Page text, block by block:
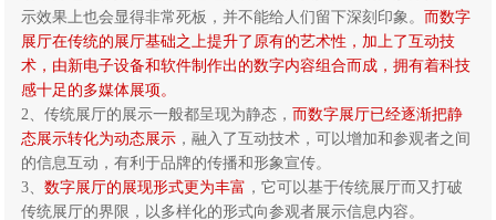
示效果上也会显得非常死板，并不能给人们留下深刻印象。 而数字
展厅在传统的展厅基础之上提升了原有的艺术性，加上了互动技
术，由新电子设备和软件制作出的数字内容组合而成，拥有着科技
感十足的多媒体展项。
2、传统展厅的展示一般都呈现为静态， 而数字展厅已经逐渐把静
态展示转化为动态展示 ，融入了互动技术，可以增加和参观者之间
的信息互动，有利于品牌的传播和形象宣传。
3、数字展厅的展现形式更为丰富 ，它可以基于传统展厅而又打破
传统展厅的界限，以多样化的形式向参观者展示信息内容。